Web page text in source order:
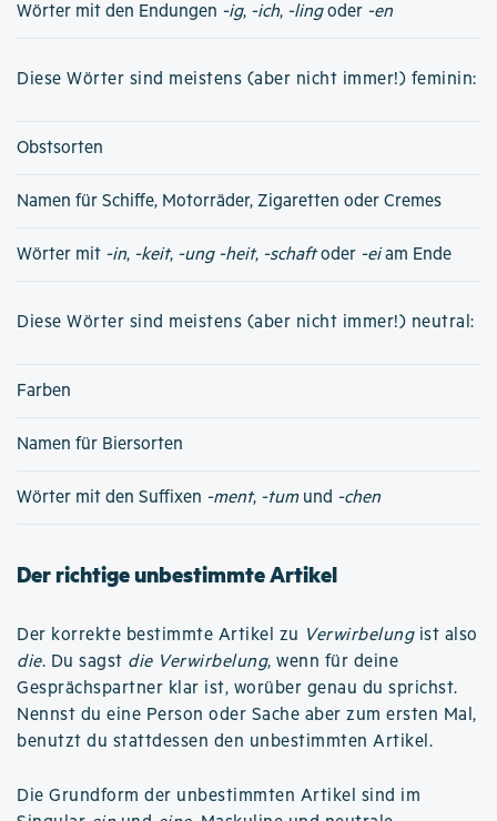
Wörter mit den Endungen -ig, -ich, -lingoder -en
Diese Wörter sind meistens (aber nicht immer!) feminin:
Obstsorten
Namen für Schiffe, Motorräder, Zigaretten oder Cremes
Wörter mit -in, -keit, -ung -heit, -schaftoder -eiam Ende
Diese Wörter sind meistens (aber nicht immer!) neutral:
Farben
Namen für Biersorten
Wörter mit den Suffixen -ment, -tumund -chen
Der richtige unbestimmte Artikel
Der korrekte bestimmte Artikel zu Verwirbelungist also
die. Du sagst die Verwirbelung, wenn für deine
Gesprächspartner klar ist, worüber genau du sprichst.
Nennst du eine Person oder Sache aber zum ersten Mal,
benutzt du stattdessen den unbestimmten Artikel.
Die Grundform der unbestimmten Artikel sind im